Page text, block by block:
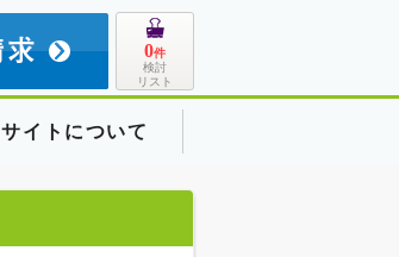
0件
検討
リスト
サイトについて